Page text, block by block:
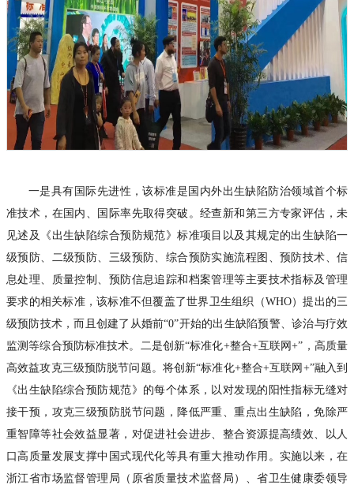
一是具有国际先进性，该标准是国内外出生缺陷防治领域首个标
准技术，在国内、国际率先取得突破。经查新和第三方专家评估，未
见述及《出生缺陷综合预防规范》标准项目以及其规定的出生缺陷一
级预防、二级预防、三级预防、综合预防实施流程图、预防技术、信
息处理、质量控制、预防信息追踪和档案管理等主要技术指标及管理
要求的相关标准，该标准不但覆盖了世界卫生组织（WHO）提出的三
级预防技术，而且创建了从婚前“0”开始的出生缺陷预警、诊治与疗效
监测等综合预防标准技术。二是创新“标准化+整合+互联网+”，高质量
高效益攻克三级预防脱节问题。将创新“标准化+整合+互联网+”融入到
《出生缺陷综合预防规范》的每个体系，以对发现的阳性指标无缝对
接干预，攻克三级预防脱节问题，降低严重、重点出生缺陷，免除严
重智障等社会效益显著，对促进社会进步、整合资源提高绩效、以人
口高质量发展支撑中国式现代化等具有重大推动作用。实施以来，在
浙江省市场监督管理局（原省质量技术监督局）、省卫生健康委领导